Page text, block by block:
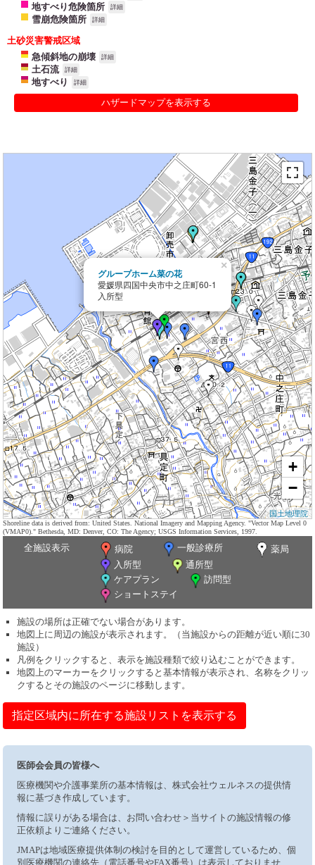
地すべり危険箇所 詳細
雪崩危険箇所 詳細
土砂災害警戒区域
急傾斜地の崩壊
詳細
土石流 詳細
地すべり 詳細
ハザードマップを表示する
グループホーム菜の花
愛媛県四国中央市中之庄町60-1
入所型
×
+
−
国土地理院
Shoreline data is derived from: United States. National Imagery and Mapping Agency. "Vector Map Level 0
(VMAP0)." Bethesda, MD: Denver, CO: The Agency; USGS Information Services, 1997.
全施設表示 病院 一般診療所
薬局
入所型
通所型
ケアプラン
訪問型
ショートステイ
施設の場所は正確でない場合があります。
地図上に周辺の施設が表示されます。（当施設からの距離が近い順に30
施設）
凡例をクリックすると、表示を施設種類で絞り込むことができます。
地図上のマーカーをクリックすると基本情報が表示され、名称をクリッ
クするとその施設のページに移動します。
指定区域内に所在する施設リストを表示する
医師会会員の皆様へ
医療機関や介護事業所の基本情報は、株式会社ウェルネスの提供情
報に基づき作成しています。
情報に誤りがある場合は、お問い合わせ＞当サイトの施設情報の修
正依頼よりご連絡ください。
JMAPは地域医療提供体制の検討を目的として運営しているため、個
別医療機関の連絡先（電話番号やFAX番号）は表示しておりませ